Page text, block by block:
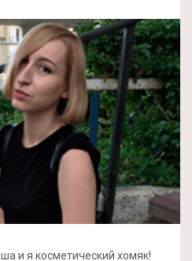
и я косметический хомяк!